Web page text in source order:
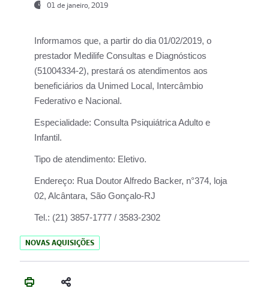
01 de janeiro, 2019
Informamos que, a partir do dia 01/02/2019, o
prestador Medilife Consultas e Diagnósticos
(51004334-2), prestará os atendimentos aos
beneficiários da Unimed Local, Intercâmbio
Federativo e Nacional.
Especialidade: Consulta Psiquiátrica Adulto e
Infantil.
Tipo de atendimento: Eletivo.
Endereço: Rua Doutor Alfredo Backer, n°374, loja
02, Alcântara, São Gonçalo-RJ
Tel.: (21) 3857-1777 / 3583-2302
NOVAS AQUISIÇÕES